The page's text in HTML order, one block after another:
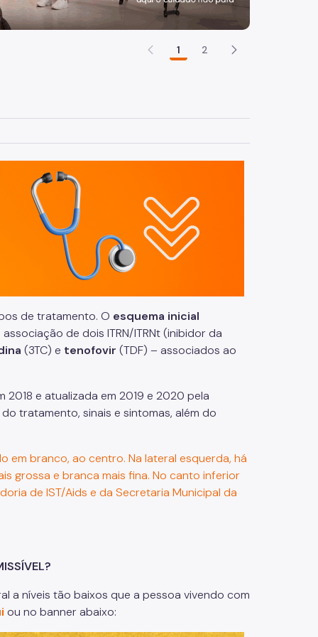
1 2
de tratamento. O esquema inicial
de dois ITRN/ITRNt (inibidor da
(3TC) e tenofovir (TDF) – associados ao
2018 e atualizada em 2019 e 2020 pela
tratamento, sinais e sintomas, além do
a níveis tão baixos que a pessoa vivendo com
ou no banner abaixo: